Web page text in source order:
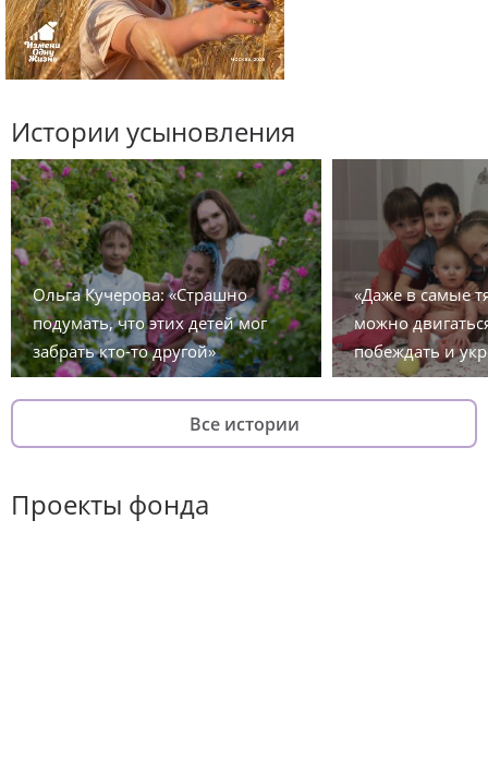
Истории усыновления
Ольга Кучерова: «Страшно
подумать, что этих детей мог
забрать кто-то другой»
«Даже в самые
можно
побеждать и
Все истории
Проекты фонда